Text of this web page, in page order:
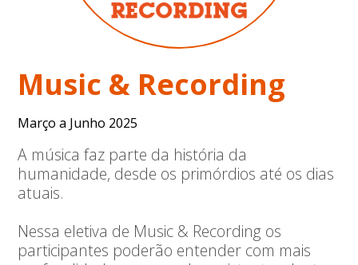
Music & Recording
Março a Junho 2025
A música faz parte da história da
humanidade, desde os primórdios até os dias
atuais.
Nessa eletiva de Music & Recording os
participantes poderão entender com mais